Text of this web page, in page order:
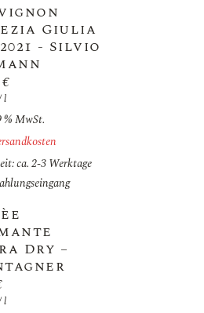
Giulia
- Silvio
€
l
% MwSt.
ca. 2-3 Werktage
Dry –
l